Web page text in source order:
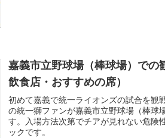
嘉義市立野球場（棒球場）での
飲食店・おすすめの席）
初めて嘉義で統一ライオンズの試合を観
の統一獅ファンが嘉義市立野球場（棒球
す。入場方法次第でチアが見れない危険
ックです。